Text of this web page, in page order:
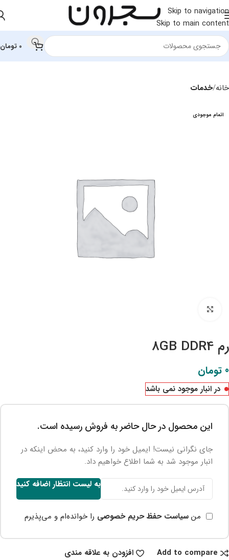
Skip to navigation
Skip to main content
0 تومان
خانه خدمات
اتمام موجودی
رم 8GB DDR4
0 تومان
در انبار موجود نمی باشد
این محصول در حال حاضر به فروش رسیده است.
جای نگرانی نیست! ایمیل خود را وارد کنید، به محض اینکه در
انبار موجود شد به شما اطلاع خواهیم داد.
به لیست انتظار اضافه کنید
من سیاست حفظ حریم خصوصی را خوانده‌ام و می‌پذیرم
Add to compare افزودن به علاقه مندی